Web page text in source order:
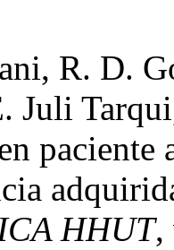
R. D.
Juli
HHUT,